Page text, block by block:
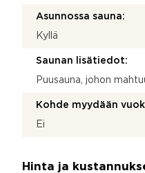
Asunnossa sauna:
Kyllä
Saunan lisätiedot:
Puusauna, johon
Kohde myydään
Ei
Hinta ja